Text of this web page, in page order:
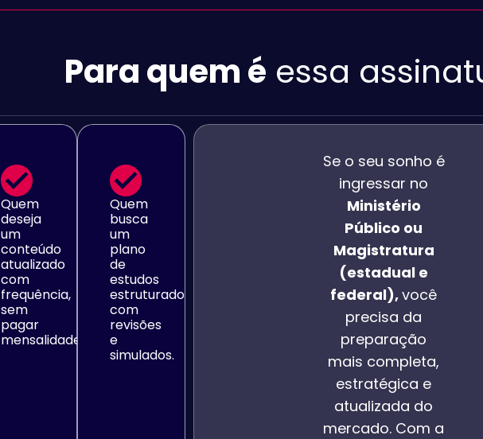
Para quem é essa
Quem
deseja
um
conteúdo
atualizado
com
frequência,
sem
pagar
mensalidades.
Quem
busca
um
plano
de
estudos
estruturado
com
revisões
e
simulados.
Se o seu sonho é
ingressar no
Ministério
Público ou
Magistratura
(estadual e
federal),você
precisa da
preparação
mais completa,
estratégica e
atualizada do
mercado. Com a